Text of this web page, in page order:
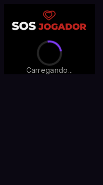
Carregando...